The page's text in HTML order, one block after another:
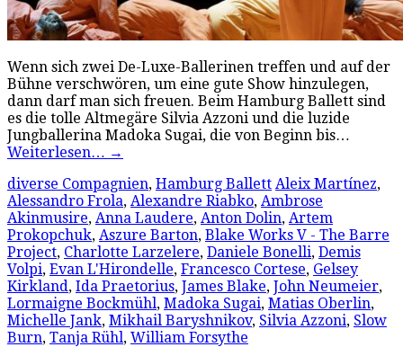
Wenn sich zwei De-Luxe-Ballerinen treffen und auf der
Bühne verschwören, um eine gute Show hinzulegen,
dann darf man sich freuen. Beim Hamburg Ballett sind
es die tolle Altmegäre Silvia Azzoni und die luzide
Jungballerina Madoka Sugai, die von Beginn bis…
Weiterlesen… →
diverse Compagnien, Hamburg Ballett Aleix Martínez,
Alessandro Frola, Alexandre Riabko, Ambrose
Akinmusire, Anna Laudere, Anton Dolin, Artem
Prokopchuk, Aszure Barton, Blake Works V - The Barre
Project, Charlotte Larzelere, Daniele Bonelli, Demis
Volpi, Evan L'Hirondelle, Francesco Cortese, Gelsey
Kirkland, Ida Praetorius, James Blake, John Neumeier,
Lormaigne Bockmühl, Madoka Sugai, Matias Oberlin,
Michelle Jank, Mikhail Baryshnikov, Silvia Azzoni, Slow
Burn, Tanja Rühl, William Forsythe